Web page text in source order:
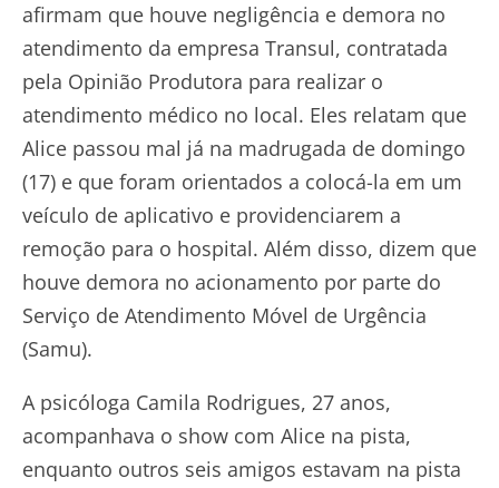
afirmam que houve negligência e demora no
atendimento da empresa Transul, contratada
pela Opinião Produtora para realizar o
atendimento médico no local. Eles relatam que
Alice passou mal já na madrugada de domingo
(17) e que foram orientados a colocá-la em um
veículo de aplicativo e providenciarem a
remoção para o hospital. Além disso, dizem que
houve demora no acionamento por parte do
Serviço de Atendimento Móvel de Urgência
(Samu).
A psicóloga Camila Rodrigues, 27 anos,
acompanhava o show com Alice na pista,
enquanto outros seis amigos estavam na pista